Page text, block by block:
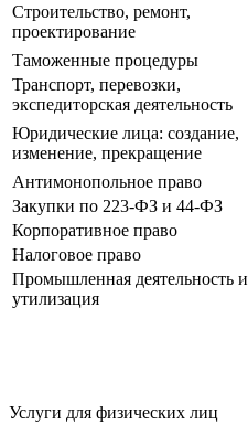
Строительство, ремонт,
проектирование
Таможенные процедуры
Транспорт, перевозки,
экспедиторская деятельность
Юридические лица: создание,
изменение, прекращение
Антимонопольное право
Закупки по 223-ФЗ и 44-ФЗ
Корпоративное право
Налоговое право
Промышленная деятельность и
утилизация
Услуги для физических лиц